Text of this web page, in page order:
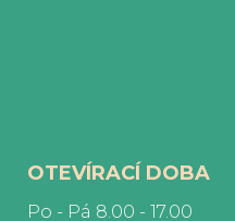
OTEVÍRACÍ DOBA
Po - Pá 8.00 - 17.00